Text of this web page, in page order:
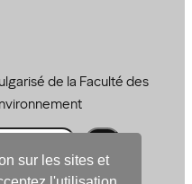
sur les sites et
de la Faculté des
et de